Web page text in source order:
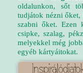
oldalunkon, sőt
tudjátok nézni őket,
szabni őket. Ezen
csipke, szalag,
melyekkel még
egyéb kártyáitokat.